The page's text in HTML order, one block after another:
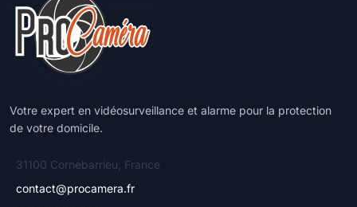
Votre expert en vidéosurveillance et alarme pour la protection
de votre domicile.
31100 Cornebarrieu, France
contact@procamera.fr